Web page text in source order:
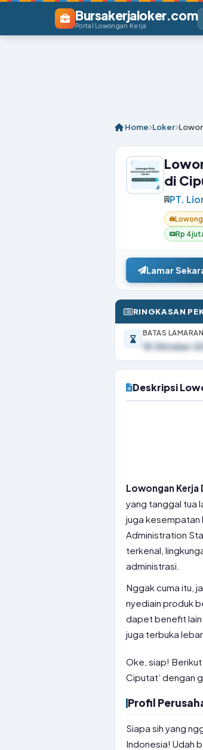
Bursakerjaloker.com
Portal Lowongan Kerja
Home Loker
di
PT.
Rp
Lamar
RINGKASAN
BATAS LAMARAN
15 Oktober
Deskripsi
Lowongan Kerja
yang tanggal tua
juga kesempatan
Administration
terkenal,
administrasi.
Nggak cuma itu,
nyediain produk
dapet benefit lain
juga terbuka
Oke, siap! Berikut
Ciputat’ dengan
Profil
Siapa sih yang
Indonesia! Udah